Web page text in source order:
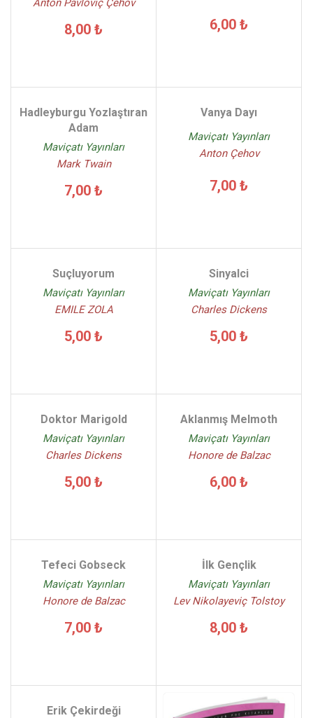
Anton Pavloviç Çehov
8,00 ₺ 6,00 ₺
Hadleyburgu Yozlaştıran
Adam
Maviçatı Yayınları
Mark Twain
7,00 ₺
Vanya Dayı
Maviçatı Yayınları
Anton Çehov
7,00 ₺
Suçluyorum
Maviçatı Yayınları
EMILE ZOLA
5,00 ₺
Sinyalci
Maviçatı Yayınları
Charles Dickens
5,00 ₺
Doktor Marigold
Maviçatı Yayınları
Charles Dickens
5,00 ₺
Aklanmış Melmoth
Maviçatı Yayınları
Honore de Balzac
6,00 ₺
Tefeci Gobseck
Maviçatı Yayınları
Honore de Balzac
7,00 ₺
İlk Gençlik
Maviçatı Yayınları
Lev Nikolayeviç Tolstoy
8,00 ₺
Erik Çekirdeği